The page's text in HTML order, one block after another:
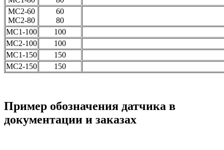
МС2-60
МС2-80
60
80
МС1-100
100
МС2-100
100
МС1-150
150
МС2-150
150
Пример обозначения датчика в
документации и заказах